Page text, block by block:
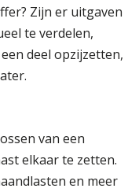
Zijn er uitgaven
te verdelen,
deel opzijzetten,
van een
elkaar te zetten.
en meer